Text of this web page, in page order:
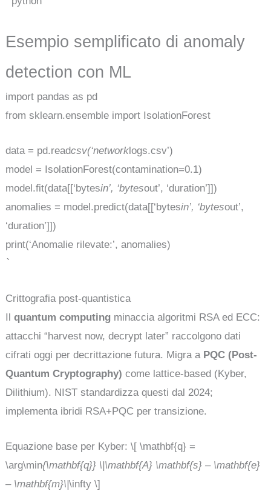
Esempio semplificato di anomaly
detection con ML
import pandas as pd
from sklearn.ensemble import IsolationForest
data = pd.readcsv(‘networklogs.csv’)
model = IsolationForest(contamination=0.1)
model.fit(data[[‘bytesin’, ‘bytesout’, ‘duration’]])
anomalies = model.predict(data[[‘bytesin’, ‘bytesout’,
‘duration’]])
print(‘Anomalie rilevate:’, anomalies)
`
Crittografia post-quantistica
Ilquantum computing minaccia algoritmi RSA ed ECC:
attacchi “harvest now, decrypt later” raccolgono dati
cifrati oggi per decrittazione futura. Migra a PQC (Post-
Quantum Cryptography) come lattice-based (Kyber,
Dilithium). NIST standardizza questi dal 2024;
implementa ibridi RSA+PQC per transizione.
Equazione base per Kyber: \[ \mathbf{q} =
\arg\min{\mathbf{q}} \|\mathbf{A} \mathbf{s} – \mathbf{e}
– \mathbf{m}\|\infty \]